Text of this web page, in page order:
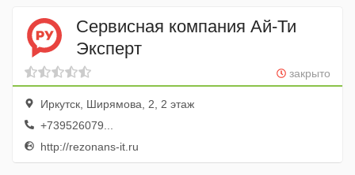
Сервисная компания Ай-Ти
Эксперт
закрыто
Иркутск, Ширямова, 2, 2 этаж
+739526079...
http://rezonans-it.ru